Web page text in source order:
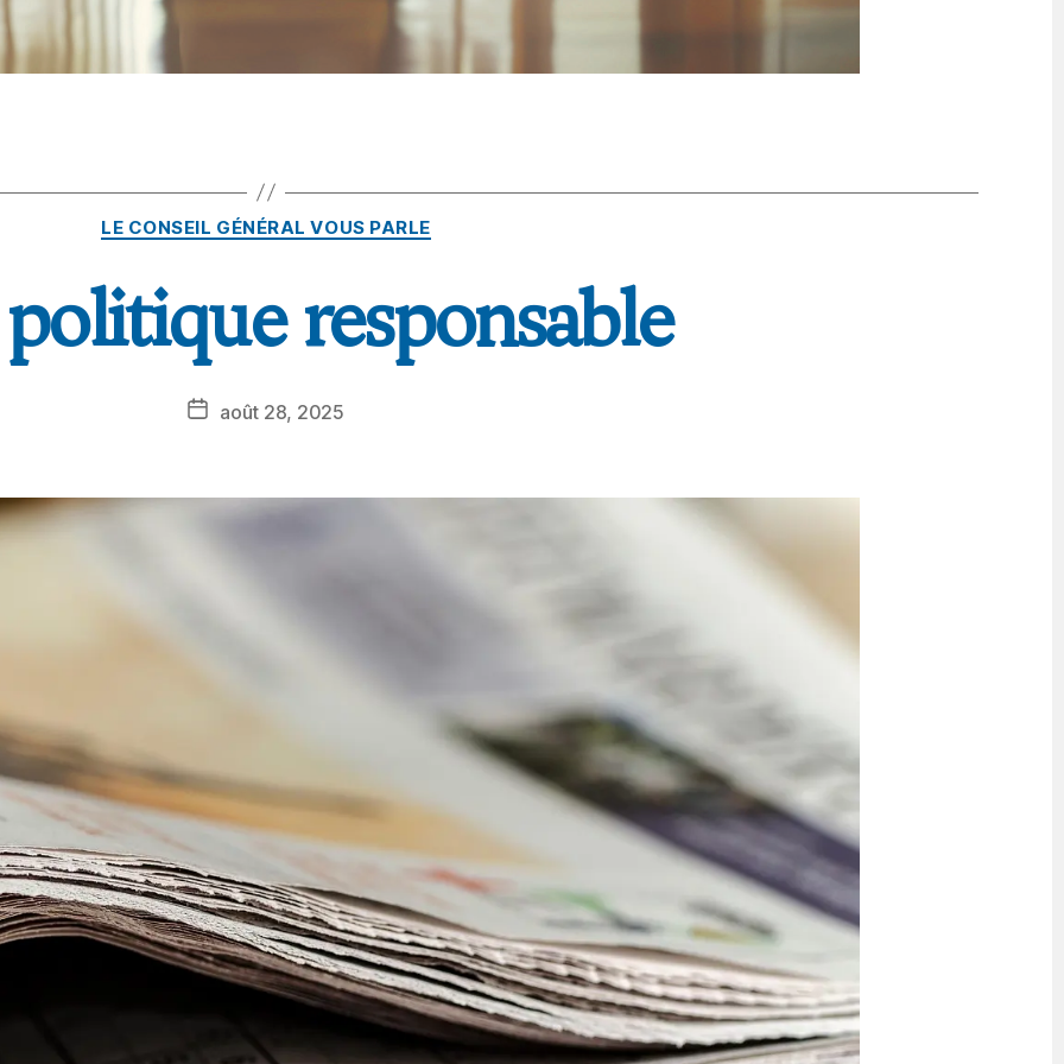
LE CONSEIL GÉNÉRAL VOUS PARLE
responsable
août 28, 2025